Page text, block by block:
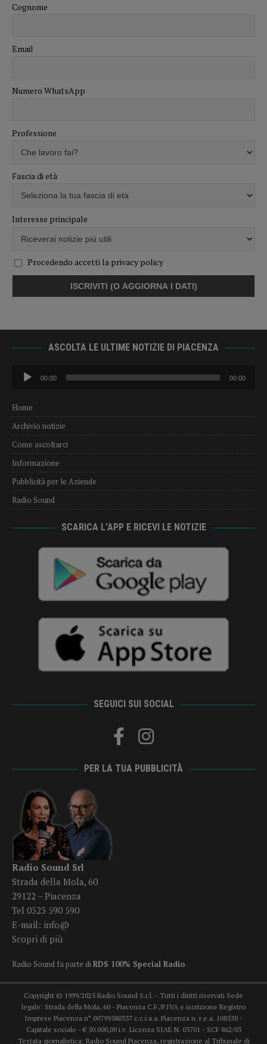
Cognome
Email
Numero WhatsApp
Professione
Fascia di età
Interesse principale
Procedendo accetti la privacy policy
ASCOLTA LE ULTIME NOTIZIE DI PIACENZA
Audio
Player
00:00 00:00
Home
Archivio notizie
Come ascoltarci
Informazione
Pubblicità per le Aziende
Radio Sound
SCARICA L’APP E RICEVI LE NOTIZIE
SEGUICI SUI SOCIAL
PER LA TUA PUBBLICITÀ
Radio Sound Srl
Strada della Mola, 60
29122 – Piacenza
Tel 0523 590 590
E-mail: info@
Scopri di più
Radio Sound fa parte diRDS 100% Special Radio.
Copyright © 1999/2025 Radio Sound S.r.l. - Tutti i diritti riservati Sede
legale: Strada della Mola, 60 - Piacenza C.F./P.IVA e iscrizione Registro
Imprese Piacenza n° 00799580337 c.c.i.a.a. Piacenza n. r.e.a. 108530 -
Capitale sociale - € 50.000,00 i.v. Licenza SIAE N. 03701 - SCF 862/03
Testata giornalistica: Radio Sound Piacenza, registrazione al Tribunale di